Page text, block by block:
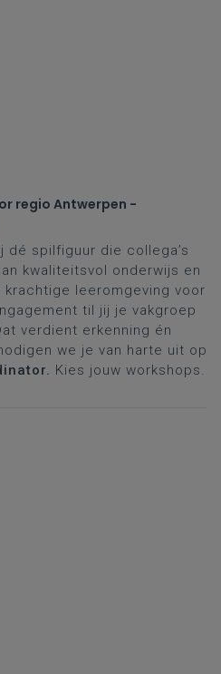
regio Antwerpen -
dé spilfiguur die collega’s
kwaliteitsvol onderwijs en
leeromgeving voor
til jij je vakgroep
verdient erkenning én
we je van harte uit op
Kies jouw workshops.